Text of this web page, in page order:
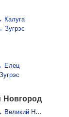
Калуга
Зугрэс
Елец
Новгород
Новгород